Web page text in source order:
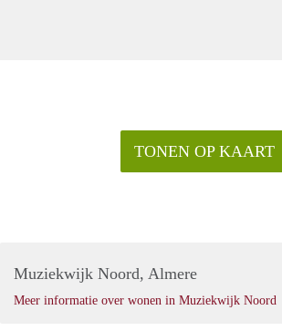
TONEN OP KAART
Muziekwijk Noord, Almere
Meer informatie over wonen in Muziekwijk Noord